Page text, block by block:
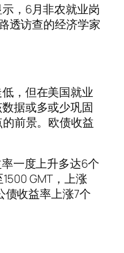
，6月非农就业岗
透访查的经济学家
，但在美国就业
据或多或少巩固
前景。欧债收益
一度上升多达6个
GMT，上涨
债收益率上涨7个